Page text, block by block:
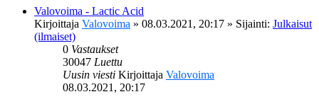
Valovoima - Lactic Acid
Kirjoittaja Valovoima » 08.03.2021, 20:17 » Sijainti: Julkaisut
(ilmaiset)
0 Vastaukset
30047 Luettu
Uusin viesti Kirjoittaja Valovoima
08.03.2021, 20:17